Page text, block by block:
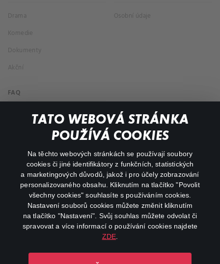
TATO WEBOVÁ STRÁNKA
POUŽÍVÁ COOKIES
Na těchto webových stránkách se používají soubory
cookies či jiné identifikátory z funkčních, statistických
a marketingových důvodů, jakož i pro účely zobrazování
personalizovaného obsahu. Kliknutím na tlačítko "Povolit
všechny cookies" souhlasíte s používáním cookies.
Nastavení souborů cookies můžete změnit kliknutím
na tlačítko "Nastavení". Svůj souhlas můžete odvolat či
spravovat a více informací o používání cookies najdete
ZDE
Drama
Komedie
Dokumenty
Akční
Osobní údaje
FAQ
Můj účet
Důležité odkazy
facebookinstagram
youtube